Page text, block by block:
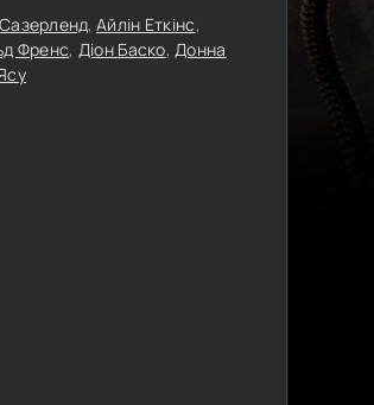
,Айлін Еткінс,
Френс, Діон Баско,Донна